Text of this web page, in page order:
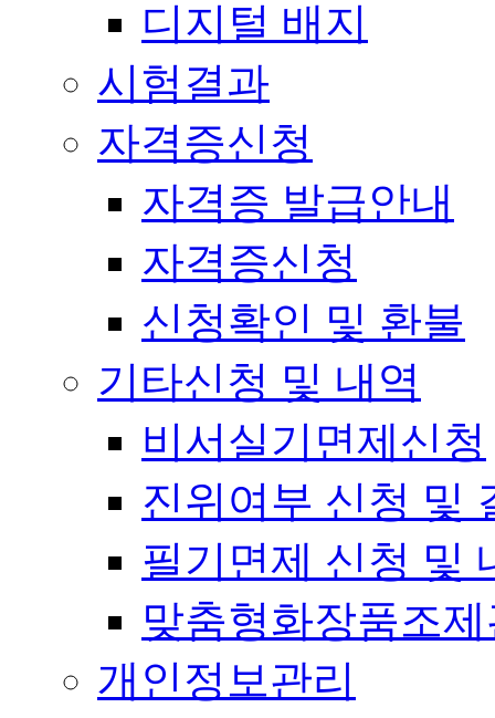
디지털 배지
시험결과
자격증신청
자격증 발급안내
자격증신청
신청확인 및 환불
기타신청 및 내역
비서실기면제신청
진위여부 신청 및
필기면제 신청 및
맞춤형화장품조
개인정보관리